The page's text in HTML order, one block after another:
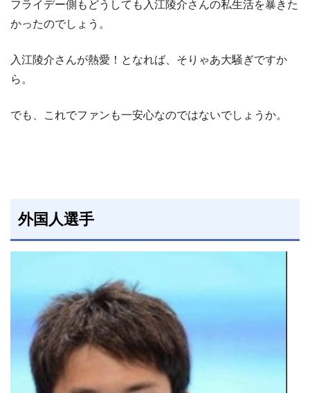
フライデー側もどうしても入江陵介さんの私生活を暴きた
かったのでしょう。
入江陵介さんが熱愛！となれば、そりゃあ大騒ぎですか
ら。
でも、これでファンも一安心なのではないでしょうか。
外国人選手